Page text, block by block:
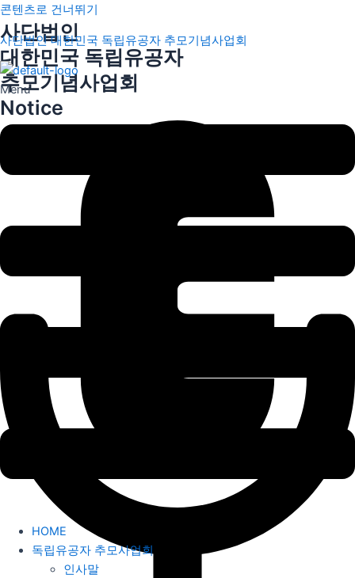
콘텐츠로 건너뛰기
사단법인 대한민국 독립유공자 추모기념사업회
Menu
HOME
독립유공자 추모사업회
인사말
사단법인
대한민국 독립유공자
추모기념사업회
Notice